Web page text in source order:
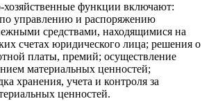
функции включают:
управлению и распоряжению
средствами, находящимися на
счетах юридического лица; решения о
платы, премий; осуществление
материальных ценностей;
хранения, учета и контроля за
ценностей.